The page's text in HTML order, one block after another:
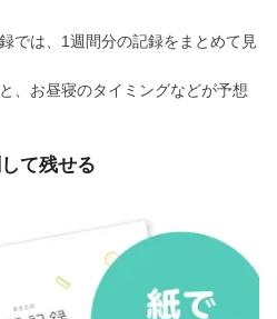
では、1週間分の記録をまとめて見
、お昼寝のタイミングなどが予想
て残せる